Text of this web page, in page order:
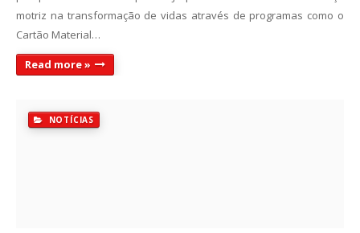
motriz na transformação de vidas através de programas como o
Cartão Material…
Read more »
NOTÍCIAS